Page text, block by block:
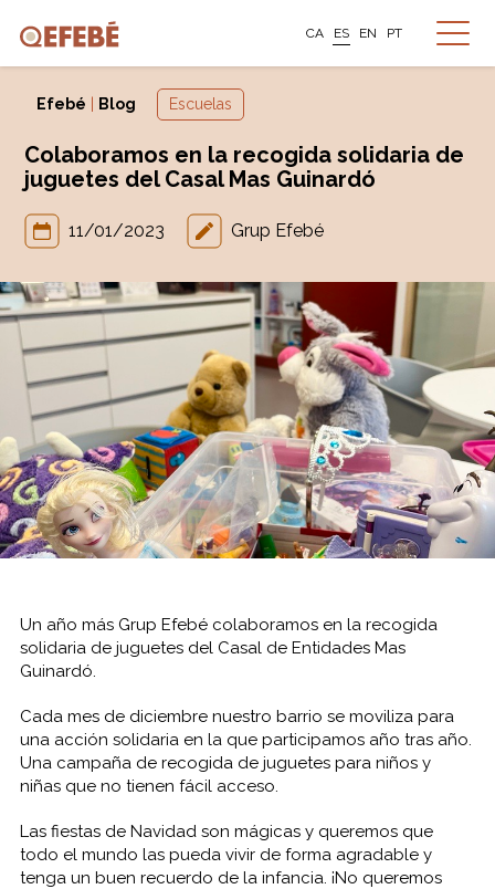
CA ES EN PT
Efebé Blog Escuelas
Colaboramos en la recogida solidaria de
juguetes del Casal Mas Guinardó
11/01/2023 Grup Efebé
Un año más Grup Efebé colaboramos en la recogida
solidaria de juguetes del Casal de Entidades Mas
Guinardó.
Cada mes de diciembre nuestro barrio se moviliza para
una acción solidaria en la que participamos año tras año.
Una campaña de recogida de juguetes para niños y
niñas que no tienen fácil acceso.
Las fiestas de Navidad son mágicas y queremos que
todo el mundo las pueda vivir de forma agradable y
tenga un buen recuerdo de la infancia. ¡No queremos